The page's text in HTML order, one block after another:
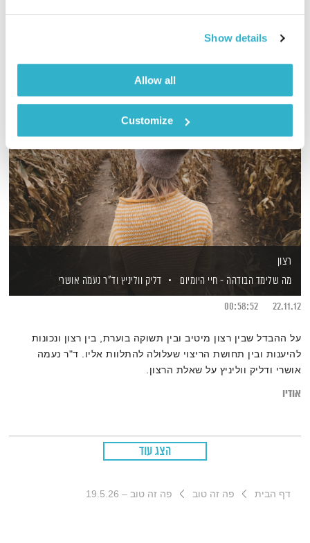
Show details
Allow all
Customize
אודיו
רצון
מה שלימד הבודהה - חיי היומיום
דליק ווליניץ וד"ר נעמה אושרי
22.11.12
00:58:52
על ההבדל שבין רצון מיטיב ובין תשוקה בוערת, בין רצון ונכונות
להיענות ובין תחושת הריצוי שעלולה להתלוות אליו. ד"ר נעמה
אושרי ודליק ווליניץ על שאלת הרצון.
אודיו
הצג עוד
דף הבית פה זה טוב פה זה טוב – 19.5.26